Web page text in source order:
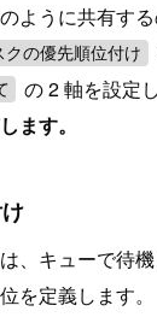
ように共有する
クの優先順位付け
の 2 軸を設定
ます。
、キューで待
を定義します。